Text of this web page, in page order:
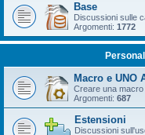
Base
Discussioni sulle
Argomenti: 1772
Macro e UNO
Creare una
Argomenti: 687
Estensioni
Discussioni